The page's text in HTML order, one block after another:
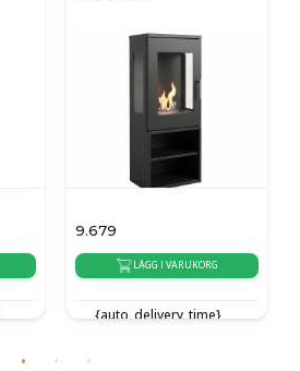
9.679
LÄGG I VARUKORG
{auto_delivery_time}